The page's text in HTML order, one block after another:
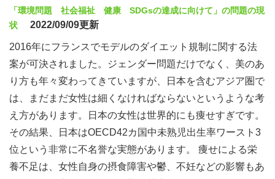
「環境問題 社会福祉 健康 SDGsの達成に向けて」の問題の現
状
2022/09/09更新
2016年にフランスでモデルのダイエット規制に関する法
案が可決されました。ジェンダー問題だけでなく、美のあ
り方も年々変わってきていますが、日本を含むアジア圏で
は、まだまだ女性は細くなければならないというような考
え方があります。日本の女性は世界的にも痩せすぎです。
その結果、日本はOECD42カ国中未熟児出生率ワースト3
位という非常に不名誉な実態があります。 痩せによる栄
養不足は、女性自身の摂食障害や鬱、不妊などの影響もあ